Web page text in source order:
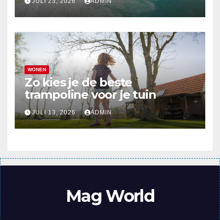
WONEN
Zo kies je de beste
trampoline voor je tuin
JULI 13, 2026 ADMIN
Mag World